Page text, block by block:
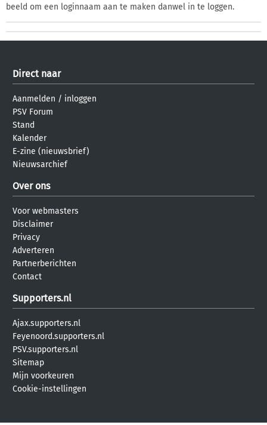
beeld om een loginnaam aan te maken danwel in te loggen.
Direct naar
Aanmelden / inloggen
PSV Forum
Stand
Kalender
E-zine (nieuwsbrief)
Nieuwsarchief
Over ons
Voor webmasters
Disclaimer
Privacy
Adverteren
Partnerberichten
Contact
Supporters.nl
Ajax.supporters.nl
Feyenoord.supporters.nl
PSV.supporters.nl
Sitemap
Mijn voorkeuren
Cookie-instellingen